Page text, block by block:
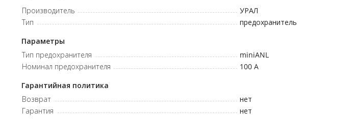
Производитель
УРАЛ
Тип
предохранитель
Параметры
Тип предохранителя
miniANL
Номинал предохранителя
100A
Гарантийная политика
Возврат
нет
Гарантия
нет